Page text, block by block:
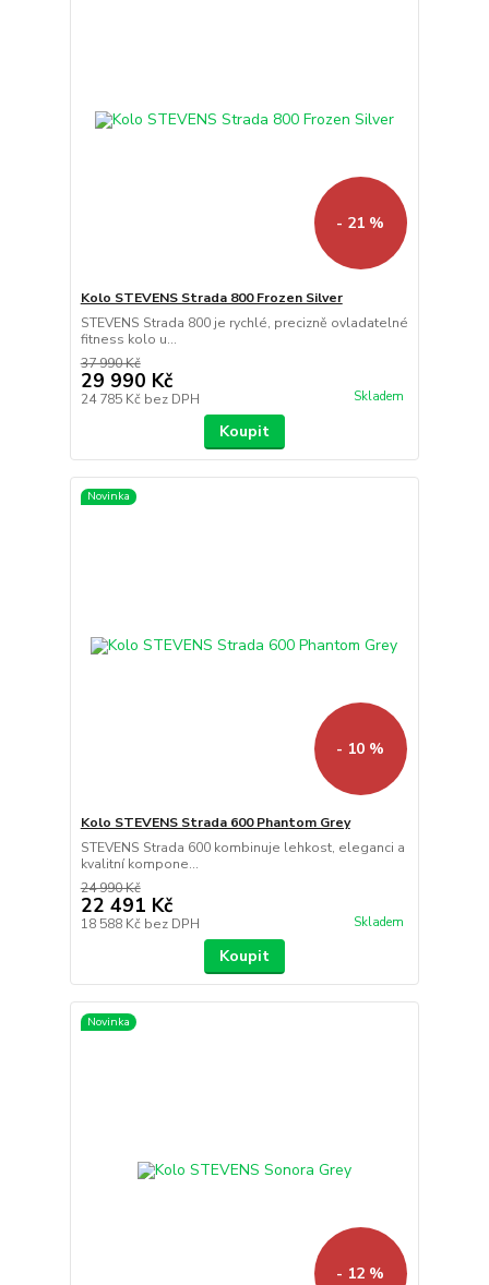
- 21 %
Kolo STEVENS Strada 800 Frozen Silver
STEVENS Strada 800 je rychlé, precizně ovladatelné
fitness kolo u...
37 990 Kč
29 990 Kč
24 785 Kč bez DPH Skladem
Koupit
Novinka
- 10 %
Kolo STEVENS Strada 600 Phantom Grey
STEVENS Strada 600 kombinuje lehkost, eleganci a
kvalitní kompone...
24 990 Kč
22 491 Kč
18 588 Kč bez DPH Skladem
Koupit
Novinka
- 12 %